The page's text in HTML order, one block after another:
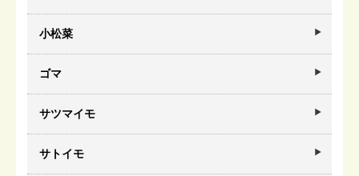
小松菜
ゴマ
サツマイモ
サトイモ